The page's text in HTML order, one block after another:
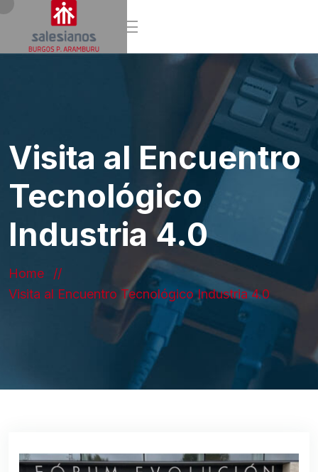
Visita al Encuentro
Tecnológico
Industria 4.0
Home
Visita al Encuentro Tecnológico Industria 4.0